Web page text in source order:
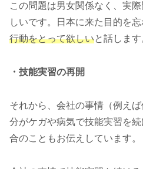
この問題は男女関係なく、実
しいです。日本に来た目的を忘
行動をとって欲しいと話します
・技能実習の再開
それから、会社の事情（例え
分がケガや病気で技能実習を
合のこともお伝えしています。